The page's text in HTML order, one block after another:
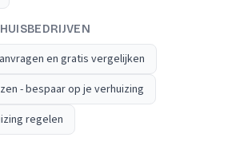
en gratis vergelijken
- bespaar op je verhuizing
regelen